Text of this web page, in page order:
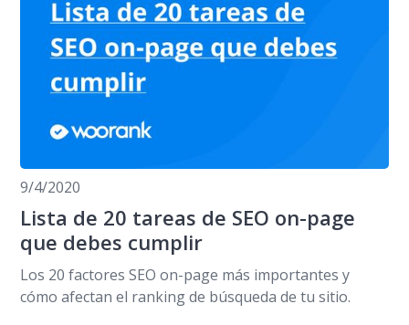
9/4/2020
Lista de 20 tareas de SEO on-page
que debes cumplir
Los 20 factores SEO on-page más importantes y
cómo afectan el ranking de búsqueda de tu sitio.